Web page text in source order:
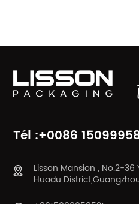
Tél :+0086
Lisson Mansion , No.2-36
Huadu